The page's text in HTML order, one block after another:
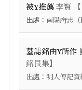
被Y推薦 李賢 【
出處： 南陽府志
墓誌銘由Y所作
銘艮集】
出處： 明人傳記資